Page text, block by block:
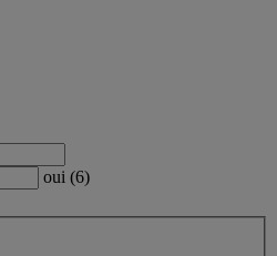
oui (6)